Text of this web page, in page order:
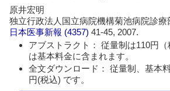
原井宏明
独立行政法人国立病院機構菊池病院診療
日本医事新報 (4357)41-45, 2007.
アブストラクト： 従量制は110円（
は基本料金に含まれます。
全文ダウンロード： 従量制、基本
円(税込) です。